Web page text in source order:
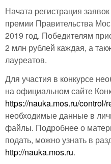
Начата регистрация
премии Правительства
2019 год. Победителям
2 млн рублей каждая, а
лауреатов.
Для участия в конкурсе
на официальном сайте
https://nauka.mos.ru/control/
необходимые данные в
файлы. Подробнее о
подать, можно узнать в
http://nauka.mos.ru.